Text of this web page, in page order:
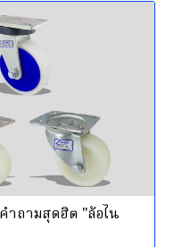
ำถามสุดฮิต "ล้อไน